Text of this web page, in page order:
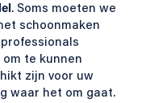
. Soms moeten we
schoonmaken
te kunnen
zijn voor uw
waar het om gaat.